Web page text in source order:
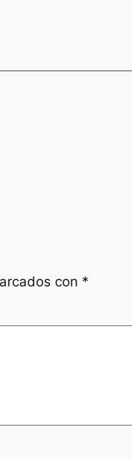
con *